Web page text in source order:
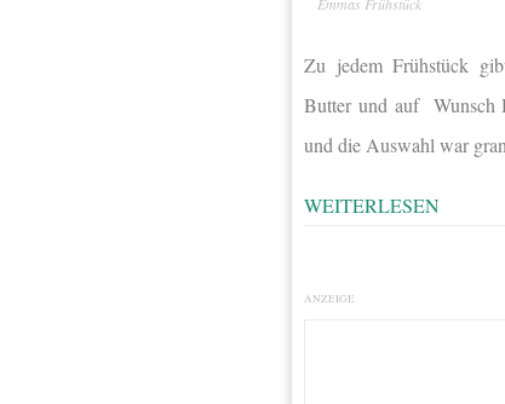
Zu jedem Frühstück
Butter und auf Wunsch
und die Auswahl war
WEITERLESEN
ANZEIGE